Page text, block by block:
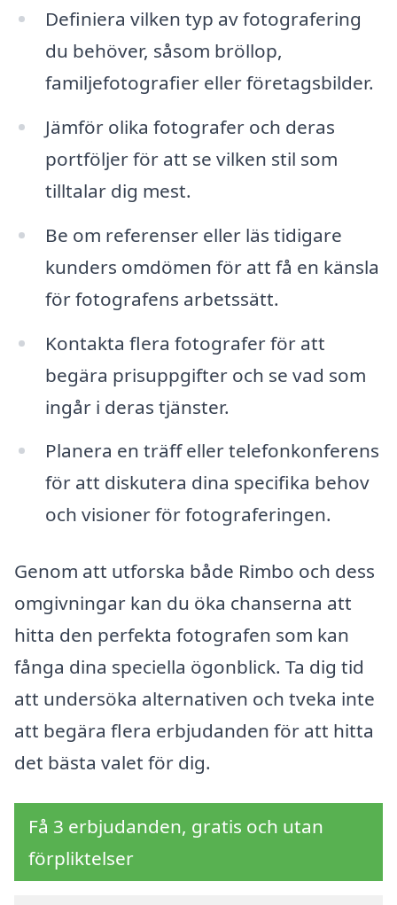
Definiera vilken typ av fotografering
du behöver, såsom bröllop,
familjefotografier eller företagsbilder.
Jämför olika fotografer och deras
portföljer för att se vilken stil som
tilltalar dig mest.
Be om referenser eller läs tidigare
kunders omdömen för att få en känsla
för fotografens arbetssätt.
Kontakta flera fotografer för att
begära prisuppgifter och se vad som
ingår i deras tjänster.
Planera en träff eller telefonkonferens
för att diskutera dina specifika behov
och visioner för fotograferingen.
Genom att utforska både Rimbo och dess
omgivningar kan du öka chanserna att
hitta den perfekta fotografen som kan
fånga dina speciella ögonblick. Ta dig tid
att undersöka alternativen och tveka inte
att begära flera erbjudanden för att hitta
det bästa valet för dig.
Få 3 erbjudanden, gratis och utan
förpliktelser